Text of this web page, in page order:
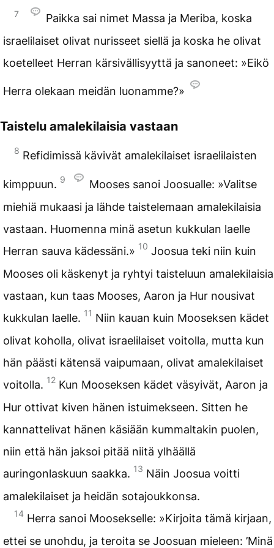
7
Paikka sai nimet Massa ja Meriba, koska
israelilaiset olivat nurisseet siellä ja koska he olivat
koetelleet Herran kärsivällisyyttä ja sanoneet: »Eikö
Herra olekaan meidän luonamme?»
Taistelu amalekilaisia vastaan
8 Refidimissä kävivät amalekilaiset israelilaisten
kimppuun. 9
Mooses sanoi Joosualle: »Valitse
miehiä mukaasi ja lähde taistelemaan amalekilaisia
vastaan. Huomenna minä asetun kukkulan laelle
Herran sauva kädessäni.» 10 Joosua teki niin kuin
Mooses oli käskenyt ja ryhtyi taisteluun amalekilaisia
vastaan, kun taas Mooses, Aaron ja Hur nousivat
kukkulan laelle. 11 Niin kauan kuin Mooseksen kädet
olivat koholla, olivat israelilaiset voitolla, mutta kun
hän päästi kätensä vaipumaan, olivat amalekilaiset
voitolla. 12 Kun Mooseksen kädet väsyivät, Aaron ja
Hur ottivat kiven hänen istuimekseen. Sitten he
kannattelivat hänen käsiään kummaltakin puolen,
niin että hän jaksoi pitää niitä ylhäällä
auringonlaskuun saakka. 13 Näin Joosua voitti
amalekilaiset ja heidän sotajoukkonsa.
14 Herra sanoi Moosekselle: »Kirjoita tämä kirjaan,
ettei se unohdu, ja teroita se Joosuan mieleen: ’Minä